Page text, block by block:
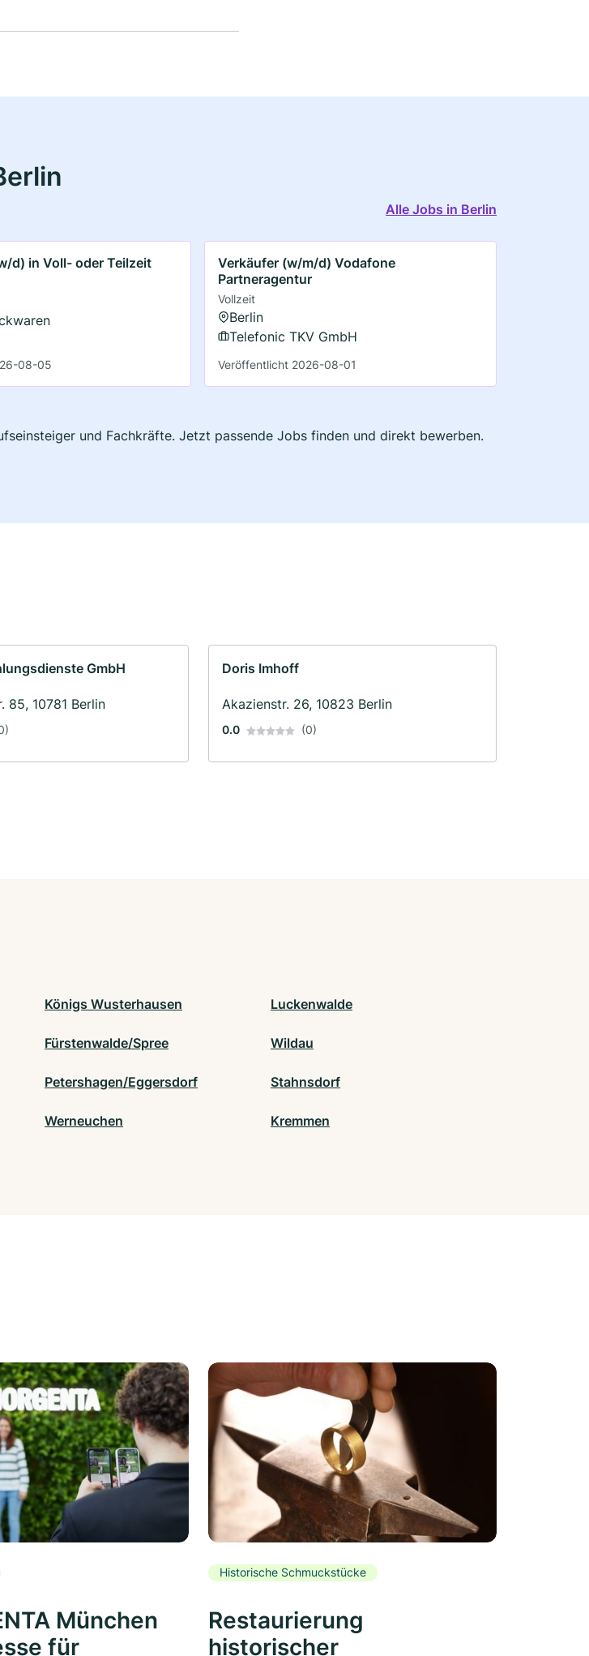
Alle Jobs in Berlin
d) in Voll- oder Teilzeit
08-05
Verkäufer (w/m/d) Vodafone
Partneragentur
Vollzeit
Berlin
Telefonic TKV GmbH
Veröffentlicht 2026-08-01
und Fachkräfte. Jetzt passende Jobs finden und direkt bewerben.
GmbH
85, 10781 Berlin
Doris Imhoff
Akazienstr. 26, 10823 Berlin
0.0 (0)
Königs Wusterhausen Luckenwalde
Fürstenwalde/Spree Wildau
Petershagen/Eggersdorf Stahnsdorf
Werneuchen Kremmen
München
für
Historische Schmuckstücke
Restaurierung
historischer